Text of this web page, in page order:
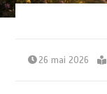
26 mai 2026